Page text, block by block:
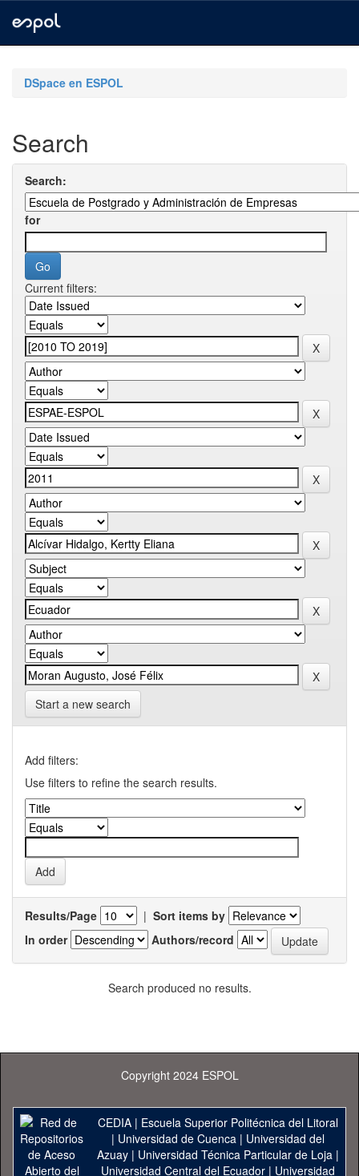
navigationDSpace en ESPOL
Search
Search:
for
Current filters:
Start a new search
Add filters:
Use filters to refine the search results.
Results/Page | Sort items by
In order
Authors/record
Search produced no results.
Copyright 2024 ESPOL
CEDIA| Escuela Superior Politécnica del Litoral
| Universidad de Cuenca| Universidad del
Azuay| Universidad Técnica Particular de Loja|
Universidad Central del Ecuador| Universidad